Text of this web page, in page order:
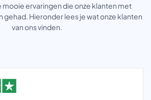
mooie ervaringen die onze klanten met
gehad. Hieronder lees je wat onze klanten
van ons vinden.